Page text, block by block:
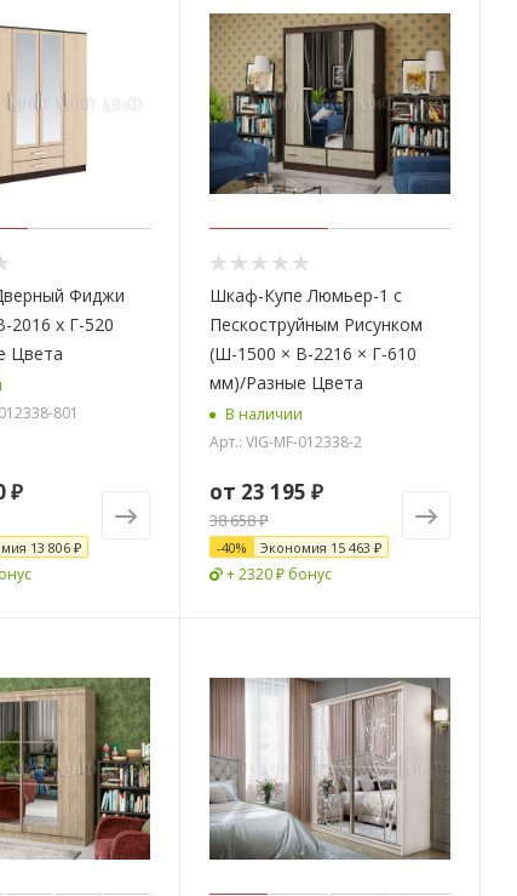
Фиджи
2016 х Г-520
Цвета
801
₽
13 806 ₽
Шкаф-Купе Люмьер-1 с
Пескоструйным Рисунком
(Ш-1500 × В-2216 × Г-610
мм)/Разные Цвета
В наличии
Арт.: VIG-MF-012338-2
от 23 195 ₽
38 658 ₽
-40% Экономия 15 463 ₽
+ 2320 ₽ бонус